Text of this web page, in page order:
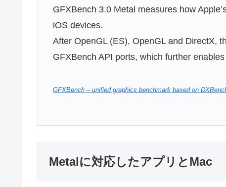
GFXBench 3.0 Metal measures how
iOS devices.
After OpenGL (ES), OpenGL and DirectX,
GFXBench API ports, which further
GFXBench – unified graphics benchmark based on
Metalに対応したアプリとMac